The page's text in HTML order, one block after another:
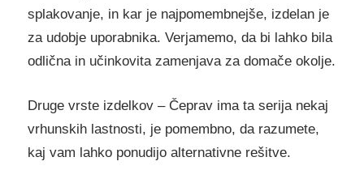
splakovanje, in kar je najpomembnejše, izdelan je
za udobje uporabnika. Verjamemo, da bi lahko bila
odlična in učinkovita zamenjava za domače okolje.
Druge vrste izdelkov – Čeprav ima ta serija nekaj
vrhunskih lastnosti, je pomembno, da razumete,
kaj vam lahko ponudijo alternativne rešitve.